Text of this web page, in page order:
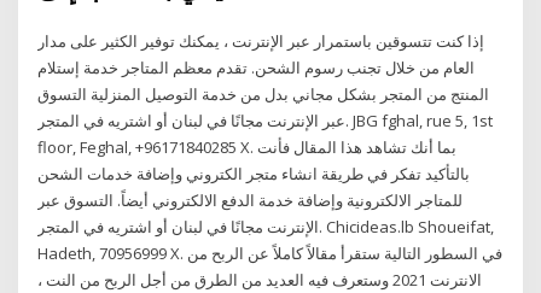
إذا كنت تتسوقين باستمرار عبر الإنترنت ، يمكنك توفير الكثير على مدار
العام من خلال تجنب رسوم الشحن. تقدم معظم المتاجر خدمة إستلام
المنتج من المتجر بشكل مجاني بدل من خدمة التوصيل المنزلية التسوق
عبر الإنترنت مجانًا في لبنان أو اشتريه في المتجر. JBG fghal, rue 5, 1st
floor, Feghal, +96171840285 X. بما أنك تشاهد هذا المقال فأنت
بالتأكيد تفكر في طريقة انشاء متجر الكتروني وإضافة خدمات الشحن
للمتاجر الالكترونية وإضافة خدمة الدفع الالكتروني أيضاً. التسوق عبر
الإنترنت مجانًا في لبنان أو اشتريه في المتجر. Chicideas.lb Shoueifat,
Hadeth, 70956999 X. في السطور التالية ستقرأ مقالاً كاملاً عن الربح من
الانترنت 2021 وستعرف فيه العديد من الطرق من أجل الربح من النت ،